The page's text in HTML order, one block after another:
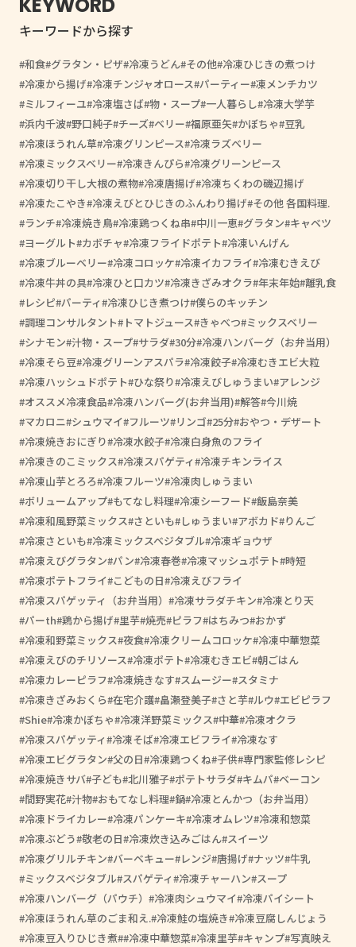
KEYWORD
キーワードから探す
和食 グラタン・ピザ 冷凍うどん その他 冷凍ひじきの煮つけ
冷凍から揚げ 冷凍チンジャオロース パーティー 凍メンチカツ
ミルフィーユ 冷凍塩さば 物・スープ 一人暮らし 冷凍大学芋
浜内千波 野口純子 チーズ ベリー 福原亜矢 かぼちゃ 豆乳
冷凍ほうれん草 冷凍グリンピース 冷凍ラズベリー
冷凍ミックスベリー 冷凍きんぴら 冷凍グリーンピース
冷凍切り干し大根の煮物 冷凍唐揚げ 冷凍ちくわの磯辺揚げ
冷凍たこやき 冷凍えびとひじきのふんわり揚げ その他 各国料理.
ランチ 冷凍焼き鳥 冷凍鶏つくね串 中川一恵 グラタン キャベツ
ヨーグルト カボチャ 冷凍フライドポテト 冷凍いんげん
冷凍ブルーベリー 冷凍コロッケ 冷凍イカフライ 冷凍むきえび
冷凍牛丼の具 冷凍ひと口カツ 冷凍きざみオクラ 年末年始 離乳食
レシピ パーティ 冷凍ひじき煮つけ 僕らのキッチン
調理コンサルタント
トマトジュース きゃべつ ミックスベリー
シナモン 汁物・スープ サラダ 30分 冷凍ハンバーグ（お弁当用）
冷凍そら豆 冷凍グリーンアスパラ 冷凍餃子 冷凍むきエビ大粒
冷凍ハッシュドポテト ひな祭り 冷凍えびしゅうまい アレンジ
オススメ冷凍食品 冷凍ハンバーグ(お弁当用) 解答 今川焼
マカロニ シュウマイ フルーツ リンゴ 25分 おやつ・デザート
冷凍焼きおにぎり 冷凍水餃子 冷凍白身魚のフライ
冷凍きのこミックス 冷凍スパゲティ 冷凍チキンライス
冷凍山芋とろろ 冷凍フルーツ 冷凍肉しゅうまい
ボリュームアップ もてなし料理 冷凍シーフード 飯島奈美
冷凍和風野菜ミックス さといも しゅうまい アボカド りんご
冷凍さといも 冷凍ミックスベジタブル 冷凍ギョウザ
冷凍えびグラタン パン 冷凍春巻 冷凍マッシュポテト 時短
冷凍ポテトフライ こどもの日 冷凍えびフライ
冷凍スパゲッティ（お弁当用）
冷凍サラダチキン 冷凍とり天
パーth 鶏から揚げ 里芋 焼売 ピラフ はちみつ おかず
冷凍和野菜ミックス 夜食 冷凍クリームコロッケ 冷凍中華惣菜
冷凍えびのチリソース 冷凍ポテト 冷凍むきエビ 朝ごはん
冷凍カレーピラフ 冷凍焼きなす スムージー スタミナ
冷凍きざみおくら 在宅介護 畠瀬登美子 さと芋 ルウ エビピラフ
Shie 冷凍かぼちゃ 冷凍洋野菜ミックス 中華 冷凍オクラ
冷凍スパゲッティ 冷凍そば 冷凍エビフライ 冷凍なす
冷凍エビグラタン 父の日 冷凍鶏つくね 子供 専門家監修レシピ
冷凍焼きサバ 子ども 北川雅子 ポテトサラダ キムパ ベーコン
間野実花 汁物 おもてなし料理 鍋 冷凍とんかつ（お弁当用）
冷凍ドライカレー 冷凍パンケーキ 冷凍オムレツ 冷凍和惣菜
冷凍ぶどう 敬老の日 冷凍炊き込みごはん スイーツ
冷凍グリルチキン バーベキュー レンジ 唐揚げ ナッツ 牛乳
ミックスベジタブル スパゲティ 冷凍チャーハン スープ
冷凍ハンバーグ（パウチ）
冷凍肉シュウマイ 冷凍パイシート
冷凍ほうれん草のごま和え. 冷凍鮭の塩焼き 冷凍豆腐しんじょう
冷凍豆入りひじき煮 #冷凍中華惣菜 冷凍里芋 キャンプ 写真映え